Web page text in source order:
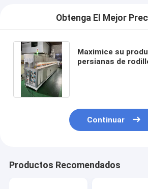
Obtenga El Mejor
Maximice su
persianas de
Continuar
Productos Recomendados